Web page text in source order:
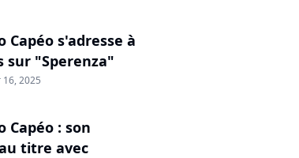
Capéo s'adresse à
sur "Sperenza"
2025
Capéo : son
titre avec